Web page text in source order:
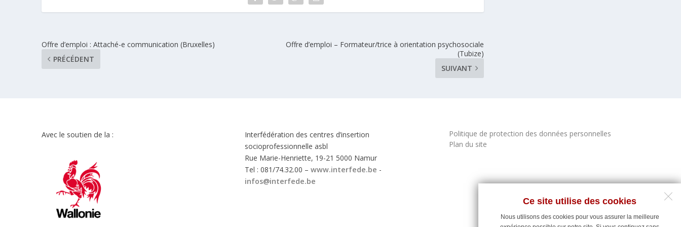
Ce site utilise des cookies
Nous utilisons des cookies pour vous assurer la meilleure
Offre d’emploi : Attaché-e communication (Bruxelles)
PRÉCÉDENT
Offre d’emploi – Formateur/trice à orientation psychosociale
(Tubize)
SUIVANT
Avec le soutien de la :
Interfédération des centres d’insertion
socioprofessionnelle asbl
Rue Marie-Henriette, 19-21 5000 Namur
Tel : 081/74.32.00 –www.interfede.be -
infos@interfede.be
Politique de protection des données personnelles
Plan du site